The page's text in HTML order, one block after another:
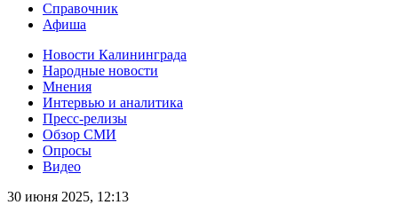
Справочник
Афиша
Новости Калининграда
Народные новости
Мнения
Интервью и аналитика
Пресс-релизы
Обзор СМИ
Опросы
Видео
30 июня 2025, 12:13